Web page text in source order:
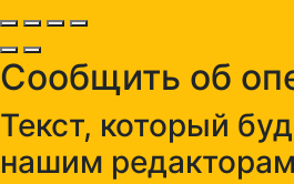
Сообщить об
Текст, который
нашим